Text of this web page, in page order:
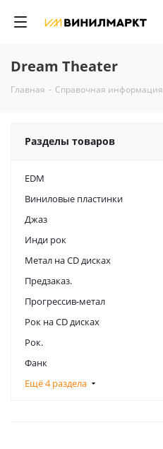
Dream Theater
Главная - Справочная информация
Разделы товаров
EDM
Виниловые пластинки
Джаз
Инди рок
Метал на CD дисках
Предзаказ.
Прогрессив-метал
Рок на CD дисках
Рок.
Фанк
Ещё 4 раздела